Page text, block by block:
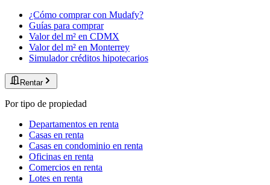
¿Cómo comprar con Mudafy?
Guías para comprar
Valor del m² en CDMX
Valor del m² en Monterrey
Simulador créditos hipotecarios
Rentar
Por tipo de propiedad
Departamentos en renta
Casas en renta
Casas en condominio en renta
Oficinas en renta
Comercios en renta
Lotes en renta